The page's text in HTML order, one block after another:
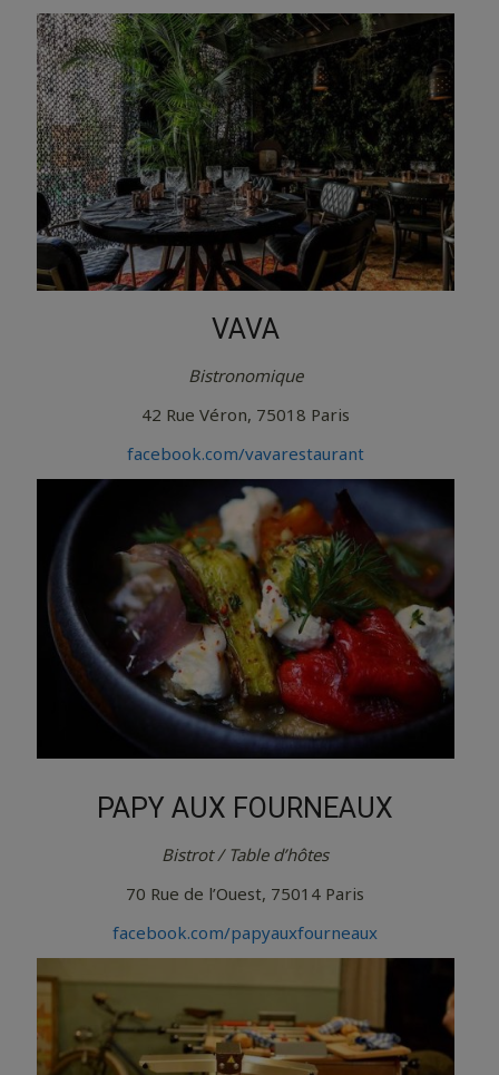
VAVA
Bistronomique
42 Rue Véron, 75018 Paris
facebook.com/vavarestaurant
PAPY AUX FOURNEAUX
Bistrot / Table d’hôtes
70 Rue de l’Ouest, 75014 Paris
facebook.com/papyauxfourneaux